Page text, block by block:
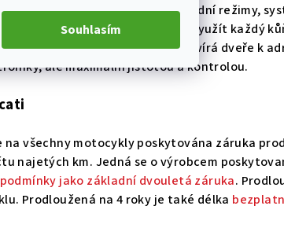
Souhlasím
na úplně novou úroveň. Čtyři jízdní režimy,
a Quick Shift 2.0 umožňují využít každý
historii modelové řady Diavel, otevírá dveře k
ale maximální jistotou a kontrolou.
všechny motocykly poskytována záruka
najetých km. Jedná se o výrobcem
podmínky jako základní dvouletá záruka.
Prodloužená na 4 roky je také délka